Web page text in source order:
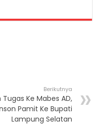
Berikutnya
Tugas Ke Mabes AD,
Pamit Ke Bupati
Lampung Selatan